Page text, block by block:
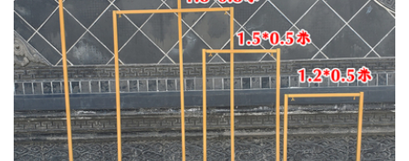
Add to
wishlist